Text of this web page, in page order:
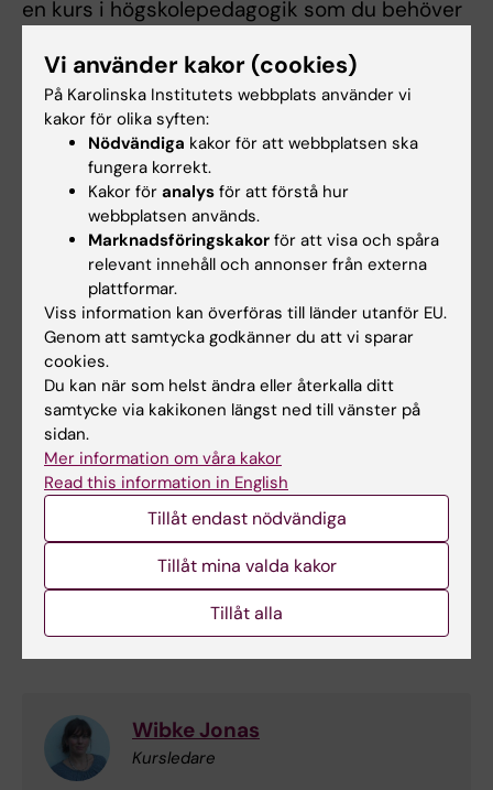
en kurs i högskolepedagogik som du behöver
istället:Higher Education courses | Staff
Portal
Kursledare
Kursen arrangeras avEnheten för
Undervisning och lärande(UoL).
Kursdatum 2027/2028
Kursen kommer starta nästa gång ht
2027. Ansökningsperioden är mellan 1
februari - 10 mars 2027.
Kursen ges på engelska. Läs mer på
versionen av sidan.
Kontakt
Wibke Jonas
Kursledare
Vi använder kakor (cookies)
På Karolinska Institutets webbplats använder vi
kakor för olika syften:
Nödvändiga kakor för att webbplatsen ska
fungera korrekt.
Kakor för analys för att förstå hur
webbplatsen används.
Marknadsföringskakor för att visa och spåra
relevant innehåll och annonser från externa
plattformar.
Viss information kan överföras till länder utanför EU.
Genom att samtycka godkänner du att vi sparar
cookies.
Du kan när som helst ändra eller återkalla ditt
samtycke via kakikonen längst ned till vänster på
sidan.
Mer information om våra kakor
Read this information in English
Tillåt endast nödvändiga
Tillåt mina valda kakor
Tillåt alla